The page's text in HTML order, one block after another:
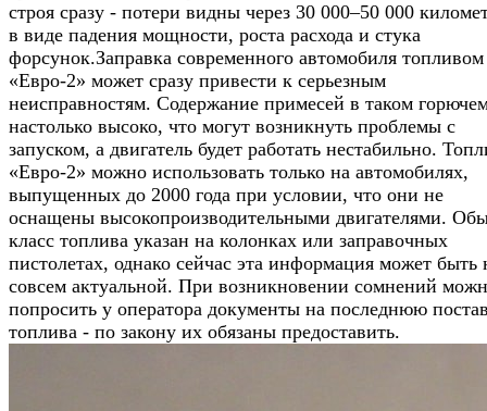
строя сразу - потери видны через 30 000–50 000
в виде падения мощности, роста расхода и стука
форсунок.Заправка современного автомобиля топливом
«Евро-2» может сразу привести к серьезным
неисправностям. Содержание примесей в таком
настолько высоко, что могут возникнуть проблемы с
запуском, а двигатель будет работать нестабильно.
«Евро-2» можно использовать только на автомобилях,
выпущенных до 2000 года при условии, что они не
оснащены высокопроизводительными двигателями.
класс топлива указан на колонках или заправочных
пистолетах, однако сейчас эта информация может быть
совсем актуальной. При возникновении сомнений
попросить у оператора документы на последнюю
топлива - по закону их обязаны предоставить.